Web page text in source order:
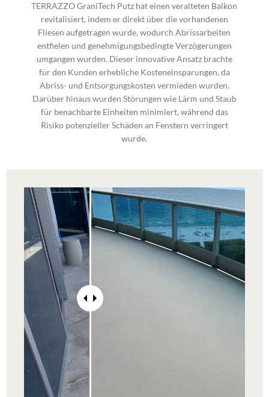
TERRAZZO GraniTech Putz hat einen veralteten Balkon
revitalisiert, indem er direkt über die vorhandenen
Fliesen aufgetragen wurde, wodurch Abrissarbeiten
entfielen und genehmigungsbedingte Verzögerungen
umgangen wurden. Dieser innovative Ansatz brachte
für den Kunden erhebliche Kosteneinsparungen, da
Abriss- und Entsorgungskosten vermieden wurden.
Darüber hinaus wurden Störungen wie Lärm und Staub
für benachbarte Einheiten minimiert, während das
Risiko potenzieller Schäden an Fenstern verringert
wurde.